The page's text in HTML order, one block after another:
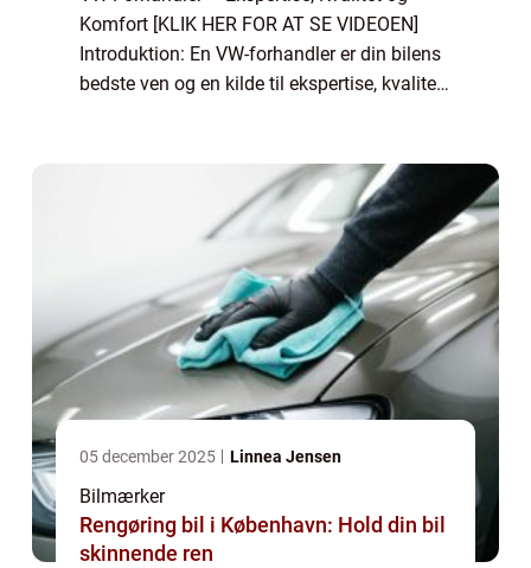
Komfort [KLIK HER FOR AT SE VIDEOEN]
Introduktion: En VW-forhandler er din bilens
bedste ven og en kilde til ekspertise, kvalitet
05 december 2025 Linnea Jensen
Bilmærker
Rengøring bil i København: Hold din bil
skinnende ren